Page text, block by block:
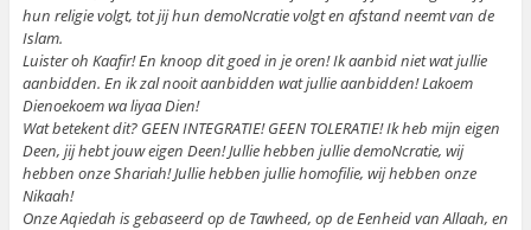
hun religie volgt, tot jij hun demoNcratie volgt en afstand neemt van de
Islam.
Luister oh Kaafir! En knoop dit goed in je oren! Ik aanbid niet wat jullie
aanbidden. En ik zal nooit aanbidden wat jullie aanbidden! Lakoem
Dienoekoem wa liyaa Dien!
Wat betekent dit? GEEN INTEGRATIE! GEEN TOLERATIE! Ik heb mijn eigen
Deen, jij hebt jouw eigen Deen! Jullie hebben jullie demoNcratie, wij
hebben onze Shariah! Jullie hebben jullie homofilie, wij hebben onze
Nikaah!
Onze Aqiedah is gebaseerd op de Tawheed, op de Eenheid van Allaah, en